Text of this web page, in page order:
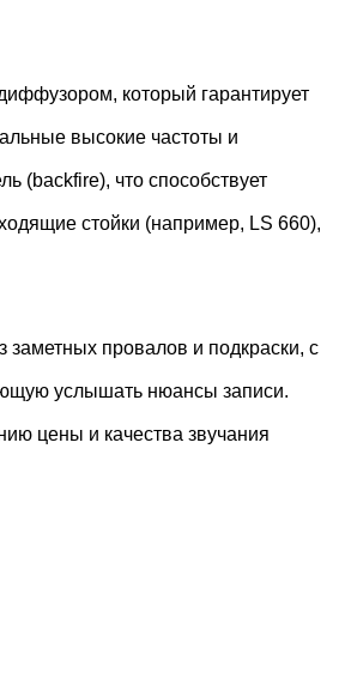
который гарантирует
высокие частоты и
(backfire), что способствует
стойки (например, LS 660),
провалов и подкраски, с
услышать нюансы записи.
цены и качества звучания